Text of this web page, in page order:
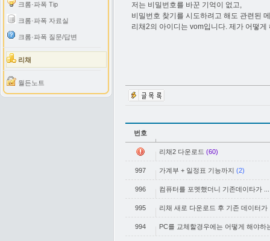
크롬·파폭 Tip
크롬·파폭 자료실
크롬·파폭 질문/답변
리채
월든노트
저는 비밀번호를 바꾼 기억이 없고,
비밀번호 찾기를 시도하려고 해도 관련된
리채2의 아이디는 vom입니다. 제가 어떻
번호
리채2 다운로드 (60)
997 가계부 + 일정표 기능까지 (2)
996 컴퓨터를 포멧했더니 기존데이타가 ...
995 리채 새로 다운로드 후 기존 데이터가
994 PC를 교체할경우에는 어떻게 해야하